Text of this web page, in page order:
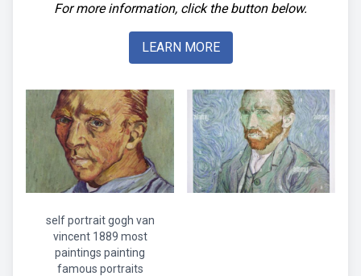
For more information, click the button below.
LEARN MORE
self portrait gogh van
vincent 1889 most
paintings painting
famous portraits